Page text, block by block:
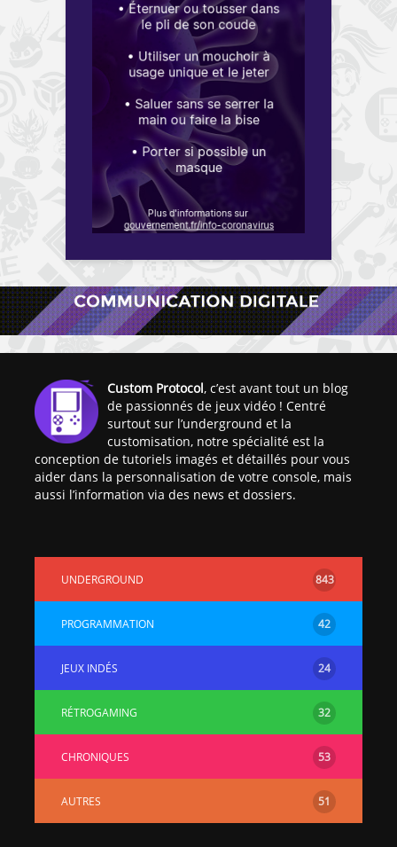
Custom Protocol, c’est avant tout un blog
de passionnés de jeux vidéo ! Centré
surtout sur l’underground et la
customisation, notre spécialité est la
conception de tutoriels imagés et détaillés pour vous
aider dans la personnalisation de votre console, mais
aussi l’information via des news et dossiers.
UNDERGROUND 843
PROGRAMMATION 42
JEUX INDÉS 24
RÉTROGAMING 32
CHRONIQUES 53
AUTRES 51